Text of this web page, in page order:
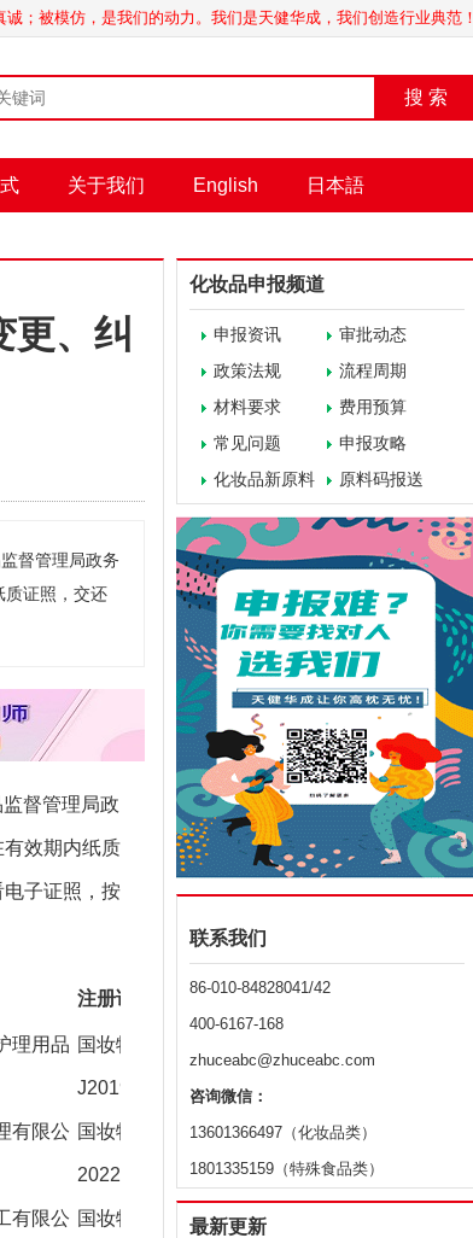
；被模仿，是我们的动力。我们是天健华成，我们创造行业典范！
搜 索
关于我们 English 日本語
更、纠
督管理局政务
质证照，交还
督管理局政
效期内纸质
子证照，按
注册证号 批准日期
理用品 国妆特进字
J20192043
有限公 国妆特字
20220664
有限公 国妆特字
化妆品申报频道
申报资讯
审批动态
政策法规
流程周期
材料要求
费用预算
常见问题
申报攻略
化妆品新原料
原料码报送
联系我们
86-010-84828041/42
400-6167-168
zhuceabc@zhuceabc.com
咨询微信：
13601366497（化妆品类）
1801335159（特殊食品类）
最新更新